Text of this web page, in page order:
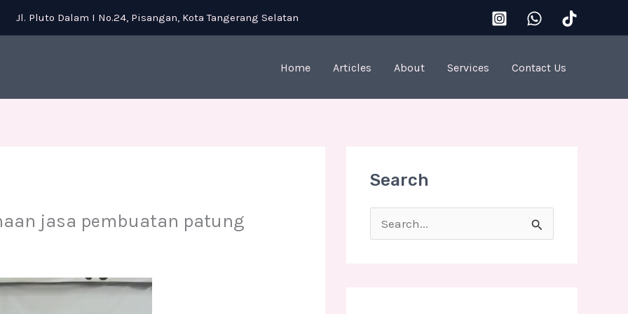
Jl. Pluto Dalam I No.24, Pisangan, Kota Tangerang Selatan
Home Articles About Services Contact Us
jasa pembuatan patung
Search